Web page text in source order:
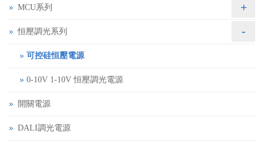
MCU系列 +
恒壓調光系列 -
可控硅恒壓電源
0-10V 1-10V 恒壓調光電源
開關電源
DALI調光電源